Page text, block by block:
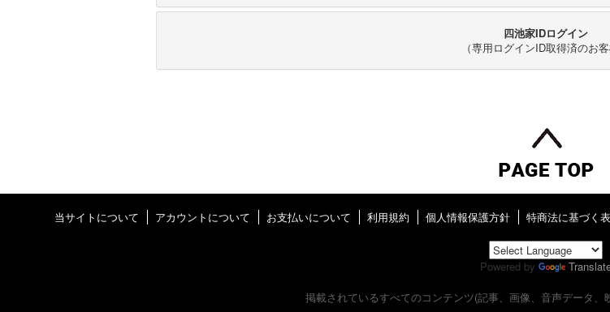
四池家IDログイン
（専用ログインID取得済のお客
当サイトについて アカウントについて お支払いについて 利用規約 個人情報保護方針 特商法に基づく
Powered by
掲載されているすべてのコンテンツ(記事、画像、音声データ、